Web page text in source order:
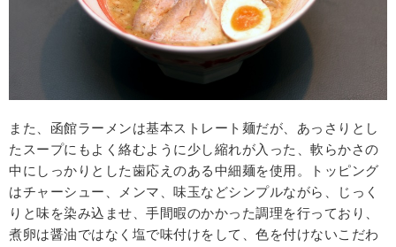
また、函館ラーメンは基本ストレート麺だが、あっさりとし
たスープにもよく絡むように少し縮れが入った、軟らかさの
中にしっかりとした歯応えのある中細麺を使用。トッピング
はチャーシュー、メンマ、味玉などシンプルながら、じっく
りと味を染み込ませ、手間暇のかかった調理を行っており、
煮卵は醤油ではなく塩で味付けをして、色を付けないこだわ